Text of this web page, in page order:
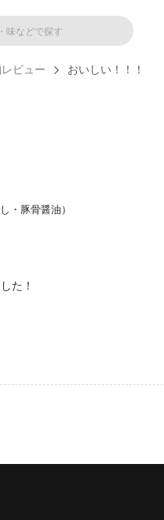
ビュー おいしい！！！
・豚骨醤油）
た！